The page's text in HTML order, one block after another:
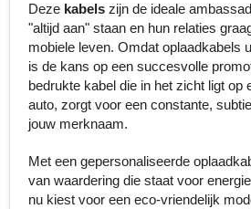
Swiss Peak
TACX
The One Towelling
Toppoint
Deze kabelszijn de ideale
"altijd aan" staan en hun relaties
mobiele leven. Omdat oplaadkabels
is de kans op een succesvolle
bedrukte kabel die in het zicht ligt op
auto, zorgt voor een constante,
jouw merknaam.
Met een gepersonaliseerde
van waardering die staat voor
nu kiest voor een eco-vriendelijk